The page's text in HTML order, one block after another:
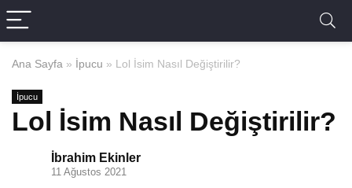
Ana Sayfa » İpucu » Lol İsim Nasıl Değiştirilir?
İpucu
Lol İsim Nasıl Değiştirilir?
İbrahim Ekinler
11 Ağustos 2021